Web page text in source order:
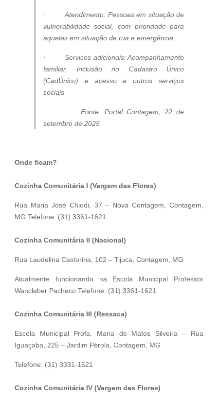
· Atendimento: Pessoas em situação de
vulnerabilidade social, com prioridade para
aquelas em situação de rua e emergência
· Serviços adicionais: Acompanhamento
familiar, inclusão no Cadastro Único
(CadÚnico) e acesso a outros serviços
sociais
· Fonte: Portal Contagem, 22 de
setembro de 2025
Onde ficam?
Cozinha Comunitária I (Vargem das Flores)
Rua Maria José Chiodi, 37 – Nova Contagem, Contagem,
MG Telefone: (31) 3361-1621
Cozinha Comunitária II (Nacional)
Rua Laudelina Castorina, 102 – Tijuca, Contagem, MG
Atualmente funcionando na Escola Municipal Professor
Wancleber Pacheco Telefone: (31) 3361-1621
Cozinha Comunitária III (Ressaca)
Escola Municipal Profa. Maria de Matos Silveira – Rua
Iguaçaba, 225 – Jardim Pérola, Contagem, MG
Telefone: (31) 3331-1621
Cozinha Comunitária IV (Vargem das Flores)